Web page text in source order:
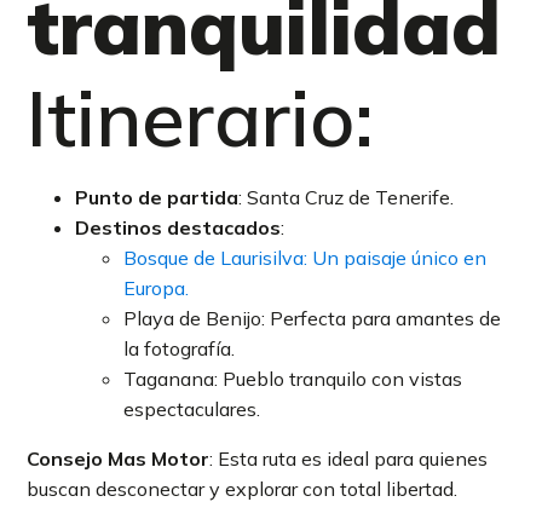
tranquilidad
Itinerario:
Punto de partida: Santa Cruz de Tenerife.
Destinos destacados:
Bosque de Laurisilva: Un paisaje único en
Europa.
Playa de Benijo: Perfecta para amantes de
la fotografía.
Taganana: Pueblo tranquilo con vistas
espectaculares.
Consejo Mas Motor: Esta ruta es ideal para quienes
buscan desconectar y explorar con total libertad.